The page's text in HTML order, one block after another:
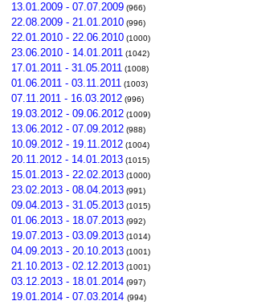
13.01.2009 - 07.07.2009 (966)
22.08.2009 - 21.01.2010 (996)
22.01.2010 - 22.06.2010 (1000)
23.06.2010 - 14.01.2011 (1042)
17.01.2011 - 31.05.2011 (1008)
01.06.2011 - 03.11.2011 (1003)
07.11.2011 - 16.03.2012 (996)
19.03.2012 - 09.06.2012 (1009)
13.06.2012 - 07.09.2012 (988)
10.09.2012 - 19.11.2012 (1004)
20.11.2012 - 14.01.2013 (1015)
15.01.2013 - 22.02.2013 (1000)
23.02.2013 - 08.04.2013 (991)
09.04.2013 - 31.05.2013 (1015)
01.06.2013 - 18.07.2013 (992)
19.07.2013 - 03.09.2013 (1014)
04.09.2013 - 20.10.2013 (1001)
21.10.2013 - 02.12.2013 (1001)
03.12.2013 - 18.01.2014 (997)
19.01.2014 - 07.03.2014 (994)